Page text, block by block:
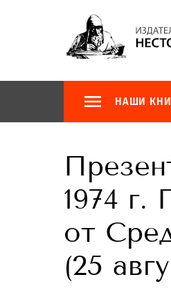
НАШИ
1974
от
(25